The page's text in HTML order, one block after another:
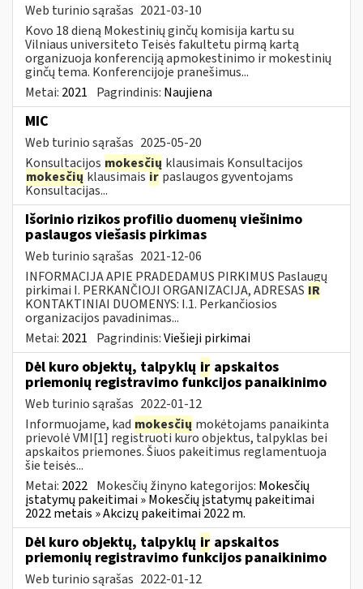
Web turinio sąrašas 2021-03-10
Kovo 18 dieną Mokestinių ginčų komisija kartu su
Vilniaus universiteto Teisės fakultetu pirmą kartą
organizuoja konferenciją apmokestinimo ir mokestinių
ginčų tema. Konferencijoje pranešimus...
Metai: 2021 Pagrindinis: Naujiena
MIC
Web turinio sąrašas 2025-05-20
Konsultacijos mokesčių klausimais Konsultacijos
mokesčių klausimaisirpaslaugos gyventojams
Konsultacijas...
Išorinio rizikos profilio duomenų viešinimo
paslaugos viešasis pirkimas
Web turinio sąrašas 2021-12-06
INFORMACIJA APIE PRADEDAMUS PIRKIMUS Paslaugų
pirkimai I. PERKANČIOJI ORGANIZACIJA, ADRESAS IR
KONTAKTINIAI DUOMENYS: I.1. Perkančiosios
organizacijos pavadinimas...
Metai: 2021 Pagrindinis:Viešieji pirkimai
Dėl kuro objektų, talpyklų ir apskaitos
priemonių registravimo funkcijos panaikinimo
Web turinio sąrašas 2022-01-12
Informuojame, kad mokesčių mokėtojams panaikinta
prievolė VMI[1] registruoti kuro objektus, talpyklas bei
apskaitos priemones. Šiuos pakeitimus reglamentuoja
šie teisės...
Metai: 2022 Mokesčių žinyno kategorijos: Mokesčių
įstatymų pakeitimai » Mokesčių įstatymų pakeitimai
2022 metais » Akcizų pakeitimai 2022 m.
Dėl kuro objektų, talpyklų ir apskaitos
priemonių registravimo funkcijos panaikinimo
Web turinio sąrašas 2022-01-12